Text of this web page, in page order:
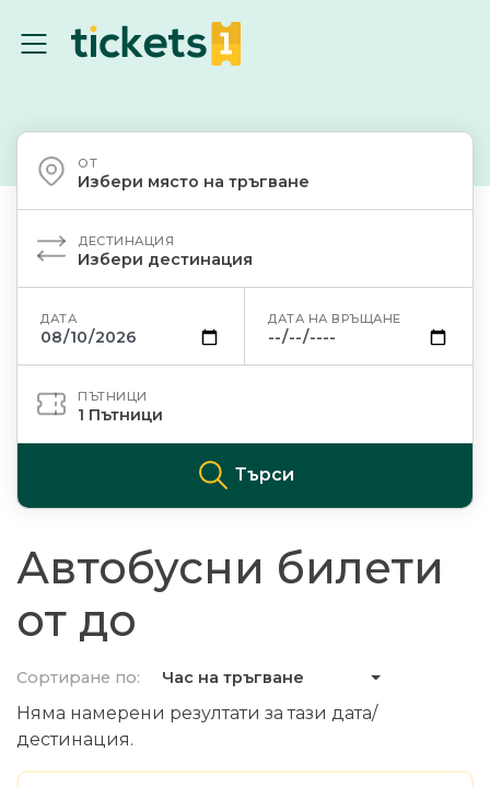
ОТ
Избери място на тръгване
ДЕСТИНАЦИЯ
Избери дестинация
ДАТА ДАТА НА ВРЪЩАНЕ
ПЪТНИЦИ
1 Пътници
Търси
Автобусни билети
от до
Сортиране по: Час на тръгване
Няма намерени резултати за тази дата/
дестинация.